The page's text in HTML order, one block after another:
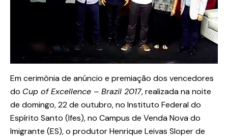
Em cerimônia de anúncio e premiação dos vencedores
do Cup of Excellence – Brazil 2017, realizada na noite
de domingo, 22 de outubro, no Instituto Federal do
Espírito Santo (Ifes), no Campus de Venda Nova do
Imigrante (ES), o produtor Henrique Leivas Sloper de